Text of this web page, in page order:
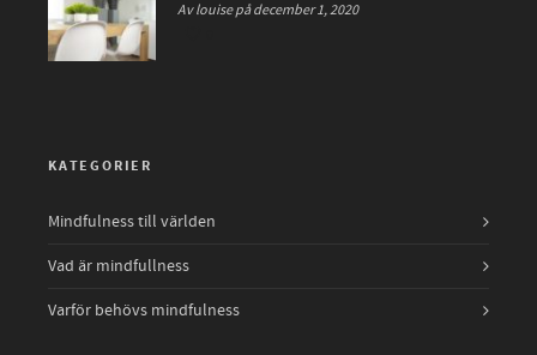
Av louise på december 1, 2020
KATEGORIER
Mindfulness till världen
Vad är mindfullness
Varför behövs mindfulness